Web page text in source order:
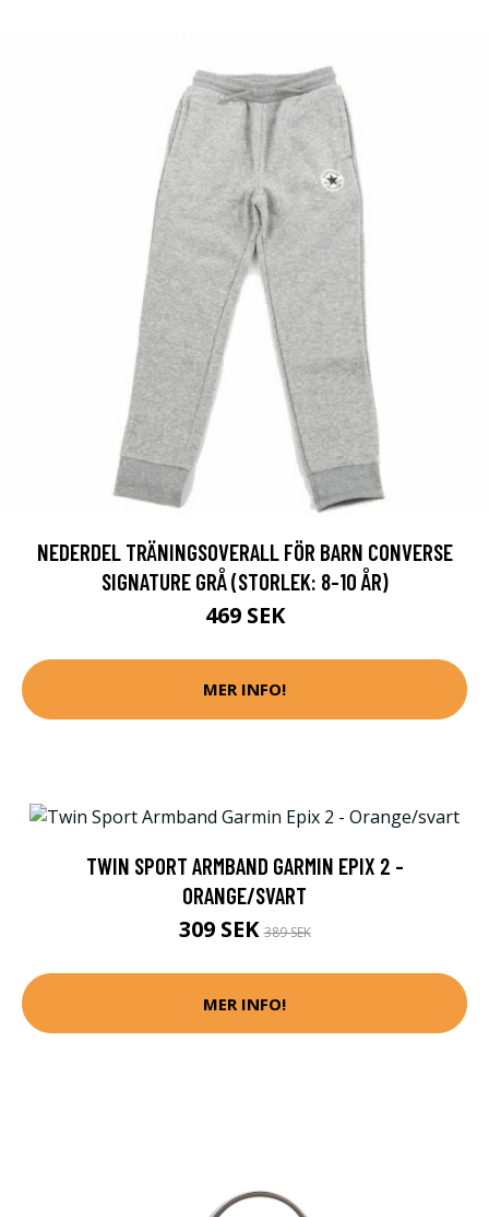
NEDERDEL TRÄNINGSOVERALL FÖR BARN CONVERSE
SIGNATURE GRÅ (STORLEK: 8-10 ÅR)
469 SEK
MER INFO!
TWIN SPORT ARMBAND GARMIN EPIX 2 -
ORANGE/SVART
309 SEK389 SEK
MER INFO!